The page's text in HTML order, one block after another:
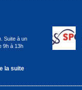
Suite à un
9h à 13h
la suite